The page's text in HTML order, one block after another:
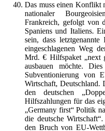
Das muss einen Konflikt
nationaler
Frankreich, gefolgt von
Spaniens und Italiens.
sein, dass
eingeschlagenen Weg
Mrd. € Hilfspaket „next
ausbauen möchte.
Subventionierung von
Wirtschaft, Deutschland.
den deutschen
Hilfszahlungen für das
„Germany first“ Politik
die deutsche
den Bruch von EU-